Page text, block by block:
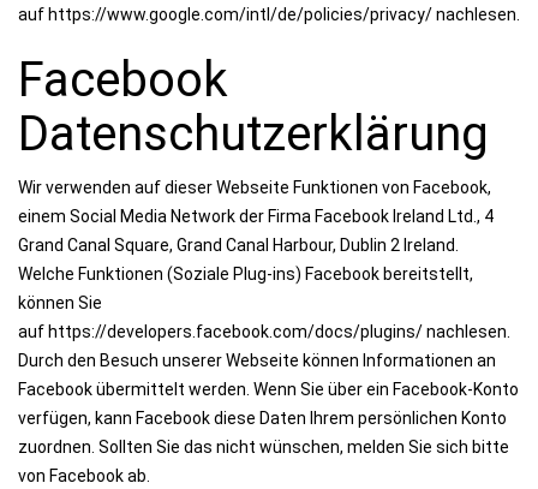
auf https://www.google.com/intl/de/policies/privacy/ nachlesen.
Facebook
Datenschutzerklärung
Wir verwenden auf dieser Webseite Funktionen von Facebook,
einem Social Media Network der Firma Facebook Ireland Ltd., 4
Grand Canal Square, Grand Canal Harbour, Dublin 2 Ireland.
Welche Funktionen (Soziale Plug-ins) Facebook bereitstellt,
können Sie
auf https://developers.facebook.com/docs/plugins/ nachlesen.
Durch den Besuch unserer Webseite können Informationen an
Facebook übermittelt werden. Wenn Sie über ein Facebook-Konto
verfügen, kann Facebook diese Daten Ihrem persönlichen Konto
zuordnen. Sollten Sie das nicht wünschen, melden Sie sich bitte
von Facebook ab.